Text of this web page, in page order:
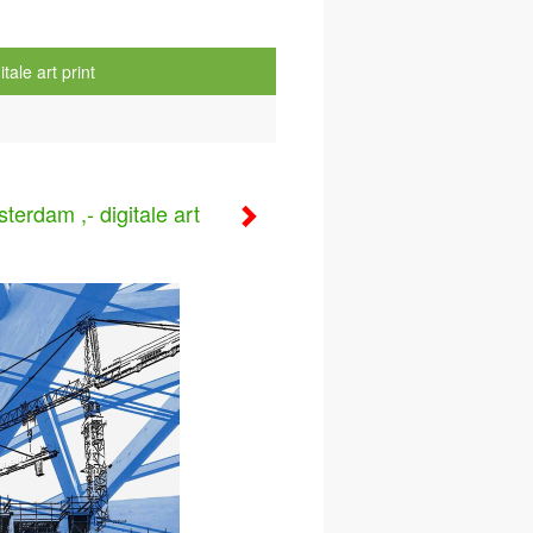
art print
,- digitale art